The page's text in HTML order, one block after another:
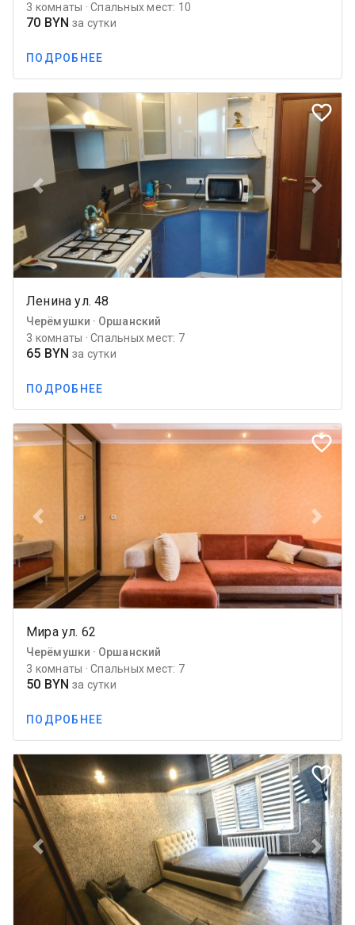
3 комнаты · Спальных мест: 10
70 BYN за сутки
ПОДРОБНЕЕ
favorite_border
Previous Next
Ленина ул. 48
Черёмушки · Оршанский
3 комнаты · Спальных мест: 7
65 BYN за сутки
ПОДРОБНЕЕ
favorite_border
Previous Next
Мира ул. 62
Черёмушки · Оршанский
3 комнаты · Спальных мест: 7
50 BYN за сутки
ПОДРОБНЕЕ
favorite_border
Previous Next